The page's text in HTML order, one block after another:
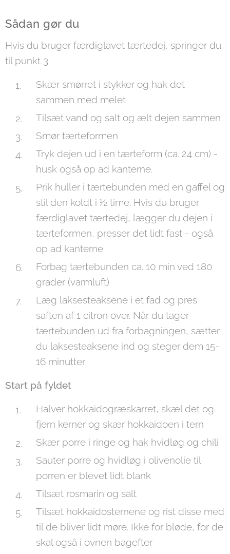
Sådan gør du
Hvis du bruger færdiglavet tærtedej, springer du
til punkt 3
Skær smørret i stykker og hak det
sammen med melet
Tilsæt vand og salt og ælt dejen sammen
Smør tærteformen
Tryk dejen ud i en tærteform (ca. 24 cm) -
husk også op ad kanterne.
Prik huller i tærtebunden med en gaffel og
stil den koldt i ½ time. Hvis du bruger
færdiglavet tærtedej, lægger du dejen i
tærteformen, presser det lidt fast - også
op ad kanterne
Forbag tærtebunden ca. 10 min ved 180
grader (varmluft)
Læg laksesteaksene i et fad og pres
saften af 1 citron over. Når du tager
tærtebunden ud fra forbagningen, sætter
du laksesteaksene ind og steger dem 15-
16 minutter
Start på fyldet
Halver hokkaidogræskarret, skæl det og
fjern kerner og skær hokkaidoen i tern
Skær porre i ringe og hak hvidløg og chili
Sauter porre og hvidløg i olivenolie til
porren er blevet lidt blank
Tilsæt rosmarin og salt
Tilsæt hokkaidosternene og rist disse med
til de bliver lidt møre. Ikke for bløde, for de
skal også i ovnen bagefter